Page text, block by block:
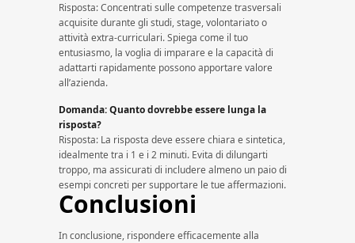
Risposta: Concentrati sulle competenze trasversali
acquisite durante gli studi, stage, volontariato o
attività extra-curriculari. Spiega come il tuo
entusiasmo, la voglia di imparare e la capacità di
adattarti rapidamente possono apportare valore
all’azienda.
Domanda: Quanto dovrebbe essere lunga la
risposta?
Risposta: La risposta deve essere chiara e sintetica,
idealmente tra i 1 e i 2 minuti. Evita di dilungarti
troppo, ma assicurati di includere almeno un paio di
esempi concreti per supportare le tue affermazioni.
Conclusioni
In conclusione, rispondere efficacemente alla